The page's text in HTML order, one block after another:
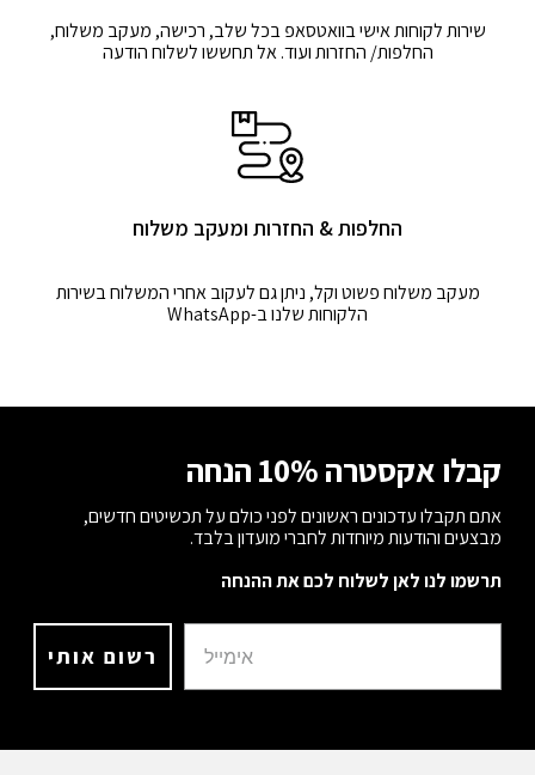
שירות לקוחות אישי בוואטסאפ בכל שלב, רכישה, מעקב משלוח,
החלפות/ החזרות ועוד. אל תחששו לשלוח הודעה
החלפות & החזרות ומעקב משלוח
מעקב משלוח פשוט וקל, ניתן גם לעקוב אחרי המשלוח בשירות
הלקוחות שלנו ב-WhatsApp
קבלו אקסטרה 10% הנחה
אתם תקבלו עדכונים ראשונים לפני כולם על תכשיטים חדשים,
מבצעים והודעות מיוחדות לחברי מועדון בלבד.
תרשמו לנו לאן לשלוח לכם את ההנחה
רשום אותי